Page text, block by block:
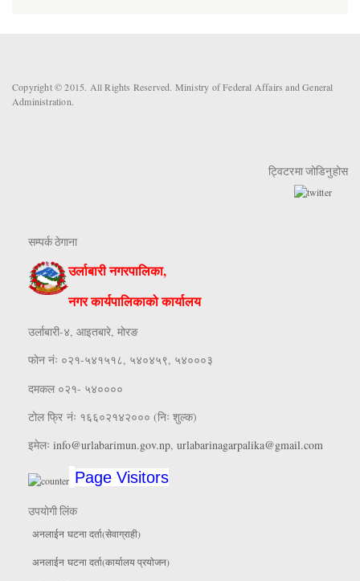
Copyright © 2015. All Rights Reserved. Ministry of Federal Affairs and General
Administration.
ट्विटरमा जोडिनुहोस
सम्पर्क ठेगाना
उर्लाबारी नगरपालिका,
नगर कार्यपालिकाको कार्यालय
उर्लाबारी-४, आइतबारे, माेरङ
फाेन नंः ०२१-५४१५१८, ५४०४५९, ५४०००३
दमकल ०२१- ५४००००
टोल फ्रि नंः १६६०२१४२००० (निः शुल्क)
इमेलः info@urlabarimun.gov.np, urlabarinagarpalika@gmail.com
Page Visitors
उपयाेगी लिंक
अनलाईन घटना दर्ता(सेवाग्राही)
अनलाईन घटना दर्ता(कार्यालय प्रयाेजन)